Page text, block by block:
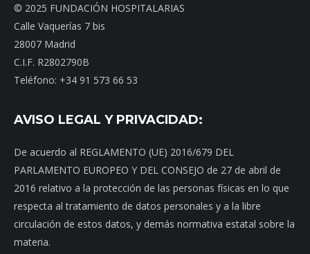
© 2025 FUNDACIÓN HOSPITALARIAS
Calle Vaquerías 7 bis
28007 Madrid
C.I.F. R2802790B
Teléfono: +34 91 573 66 53
AVISO LEGAL Y PRIVACIDAD:
De acuerdo al REGLAMENTO (UE) 2016/679 DEL
PARLAMENTO EUROPEO Y DEL CONSEJO de 27 de abril de
2016 relativo a la protección de las personas físicas en lo que
respecta al tratamiento de datos personales y a la libre
circulación de estos datos, y demás normativa estatal sobre la
materia.